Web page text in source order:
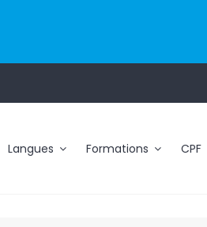
Langues Formations CPF